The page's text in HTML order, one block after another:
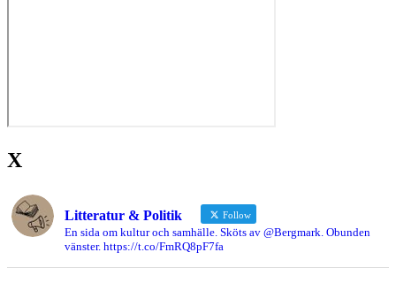
X
Litteratur & Politik Follow
En sida om kultur och samhälle. Sköts av @Bergmark. Obunden
vänster. https://t.co/FmRQ8pF7fa